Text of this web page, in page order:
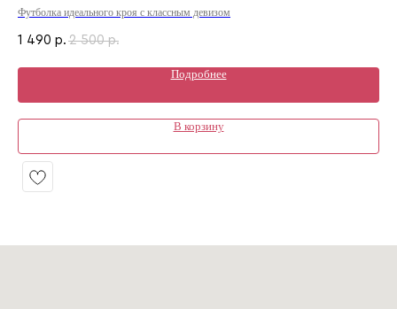
Футболка идеального кроя с классным девизом
1 490 р. 2 500 р.
Подробнее
В корзину